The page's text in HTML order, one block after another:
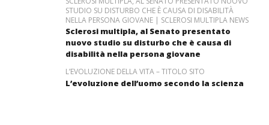
STUDIO SU DISTURBO CHE È CAUSA DI DISABILITÀ
NELLA PERSONA GIOVANE | SCLEROSI MULTIPLA NEWS
Sclerosi multipla, al Senato presentato
nuovo studio su disturbo che è causa di
disabilità nella persona giovane
L’EVOLUZIONE DELLA VITA – TITOLO SITO
L’evoluzione dell’uomo secondo la scienza